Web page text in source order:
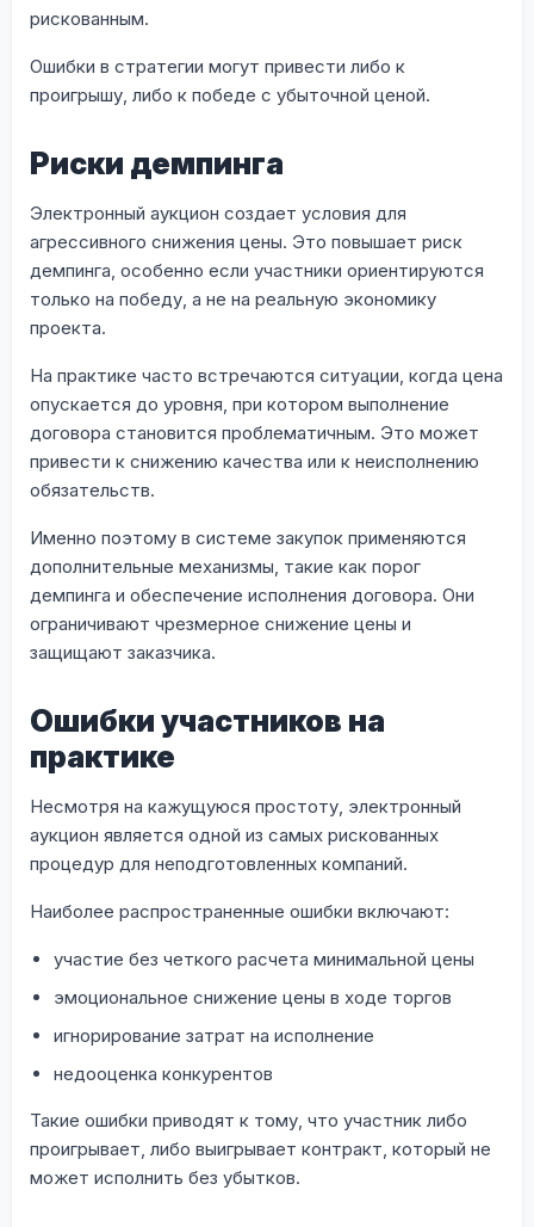
рискованным.
Ошибки в стратегии могут привести либо к
проигрышу, либо к победе с убыточной ценой.
Риски демпинга
Электронный аукцион создает условия для
агрессивного снижения цены. Это повышает риск
демпинга, особенно если участники ориентируются
только на победу, а не на реальную экономику
проекта.
На практике часто встречаются ситуации, когда цена
опускается до уровня, при котором выполнение
договора становится проблематичным. Это может
привести к снижению качества или к неисполнению
обязательств.
Именно поэтому в системе закупок применяются
дополнительные механизмы, такие как порог
демпинга и обеспечение исполнения договора. Они
ограничивают чрезмерное снижение цены и
защищают заказчика.
Ошибки участников на
практике
Несмотря на кажущуюся простоту, электронный
аукцион является одной из самых рискованных
процедур для неподготовленных компаний.
Наиболее распространенные ошибки включают:
участие без четкого расчета минимальной цены
эмоциональное снижение цены в ходе торгов
игнорирование затрат на исполнение
недооценка конкурентов
Такие ошибки приводят к тому, что участник либо
проигрывает, либо выигрывает контракт, который не
может исполнить без убытков.